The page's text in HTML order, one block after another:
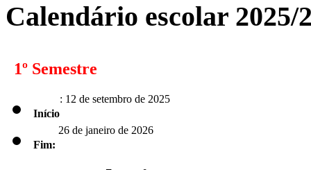
Calendário escolar 2025/
1º Semestre
Início: 12 de setembro de 2025
Fim: 26 de janeiro de 2026